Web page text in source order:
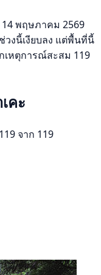
14 พฤษภาคม 2569
วงนี้เงียบลง แต่พื้นที่นี้
หตุการณ์สะสม 119
คะ
จาก 119